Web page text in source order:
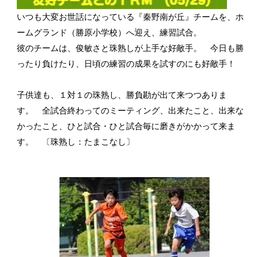
いつも大変お世話になっている『秦野南が丘』チームを、ホ
ームグランド（勝原小学校）へ迎え、練習試合。
彼のチームは、俊敏さと珠熟しが上手な好敵手。 今日も勝
ったり負けたり、日頃の練習の成果を試すのにも好敵手！
子供達も、１対１の珠熟し、勝負勘が出て来つつありま
す。 全試合終わってのミーティング、出来たこと、出来な
かったこと、ひと試合・ひと試合毎に磨きがかかって来ま
す。 〔珠熟し：たまこなし〕